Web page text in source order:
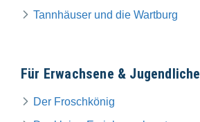
Tannhäuser und die Wartburg
Für Erwachsene & Jugendliche
Der Froschkönig